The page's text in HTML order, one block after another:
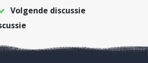
Volgende discussie